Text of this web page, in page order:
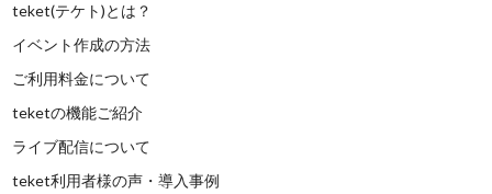
teket(テケト)とは？
イベント作成の方法
ご利用料金について
teketの機能ご紹介
ライブ配信について
teket利用者様の声・導入事例